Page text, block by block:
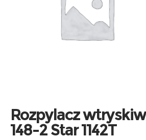
Rozpylacz
148-2 Star 1142T